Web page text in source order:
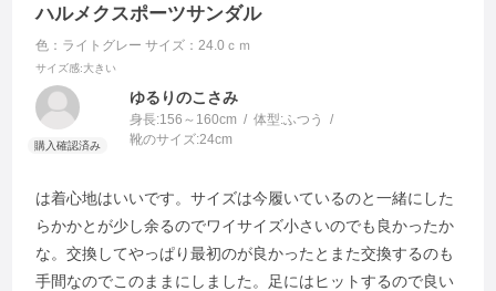
ハルメクスポーツサンダル
色：ライトグレー サイズ：24.0ｃｍ
サイズ感:大きい
ゆるりのこさみ
身長:156～160cm 体型:ふつう
靴のサイズ:24cm
は着心地はいいです。サイズは今履いているのと一緒にした
らかかとが少し余るのでワイサイズ小さいのでも良かったか
な。交換してやっぱり最初のが良かったとまた交換するのも
手間なのでこのままにしました。足にはヒットするので良い